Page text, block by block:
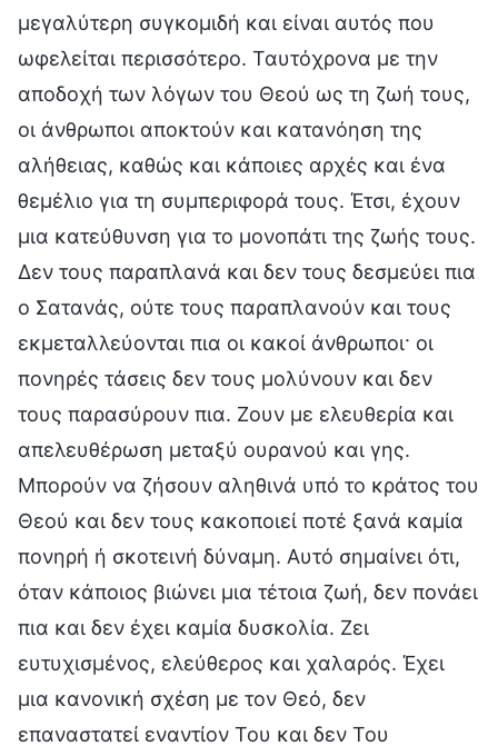
μεγαλύτερη συγκομιδή και είναι αυτός που
ωφελείται περισσότερο. Ταυτόχρονα με την
αποδοχή των λόγων του Θεού ως τη ζωή τους,
οι άνθρωποι αποκτούν και κατανόηση της
αλήθειας, καθώς και κάποιες αρχές και ένα
θεμέλιο για τη συμπεριφορά τους. Έτσι, έχουν
μια κατεύθυνση για το μονοπάτι της ζωής τους.
Δεν τους παραπλανά και δεν τους δεσμεύει πια
ο Σατανάς, ούτε τους παραπλανούν και τους
εκμεταλλεύονται πια οι κακοί άνθρωποι· οι
πονηρές τάσεις δεν τους μολύνουν και δεν
τους παρασύρουν πια. Ζουν με ελευθερία και
απελευθέρωση μεταξύ ουρανού και γης.
Μπορούν να ζήσουν αληθινά υπό το κράτος του
Θεού και δεν τους κακοποιεί ποτέ ξανά καμία
πονηρή ή σκοτεινή δύναμη. Αυτό σημαίνει ότι,
όταν κάποιος βιώνει μια τέτοια ζωή, δεν πονάει
πια και δεν έχει καμία δυσκολία. Ζει
ευτυχισμένος, ελεύθερος και χαλαρός. Έχει
μια κανονική σχέση με τον Θεό, δεν
επαναστατεί εναντίον Του και δεν Του